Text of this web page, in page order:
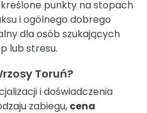
punkty na stopach
i ogólnego dobrego
dla osób szukających
lub stresu.
Toruń?
i doświadczenia
zabiegu, cena